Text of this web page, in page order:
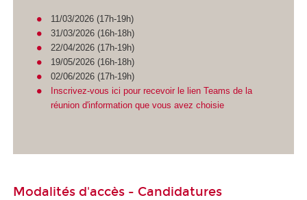
11/03/2026 (17h-19h)
31/03/2026 (16h-18h)
22/04/2026 (17h-19h)
19/05/2026 (16h-18h)
02/06/2026 (17h-19h)
Inscrivez-vous ici pour recevoir le lien Teams de la
réunion d'information que vous avez choisie
Modalités d'accès - Candidatures